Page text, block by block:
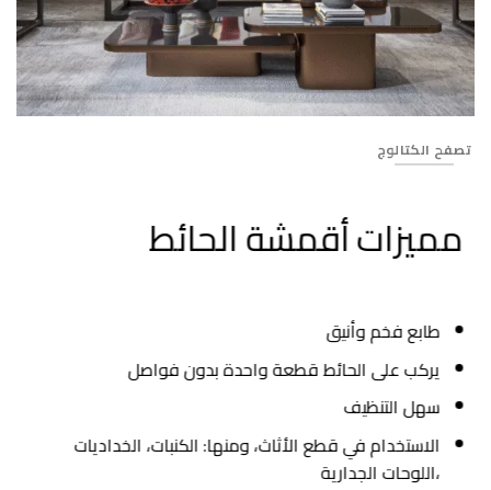
تصفح الكتالوج
مميزات أقمشة الحائط
طابع فخم وأنيق
يركب على الحائط قطعة واحدة بدون فواصل
سهل التنظيف
الاستخدام في قطع الأثاث، ومنها: الكنبات، الخداديات
،اللوحات الجدارية